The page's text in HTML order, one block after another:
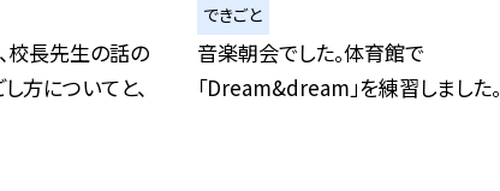
校長先生の話の
方についてと、
できごと
音楽朝会でした。体育館で
「Dream&dream」を練習しました。